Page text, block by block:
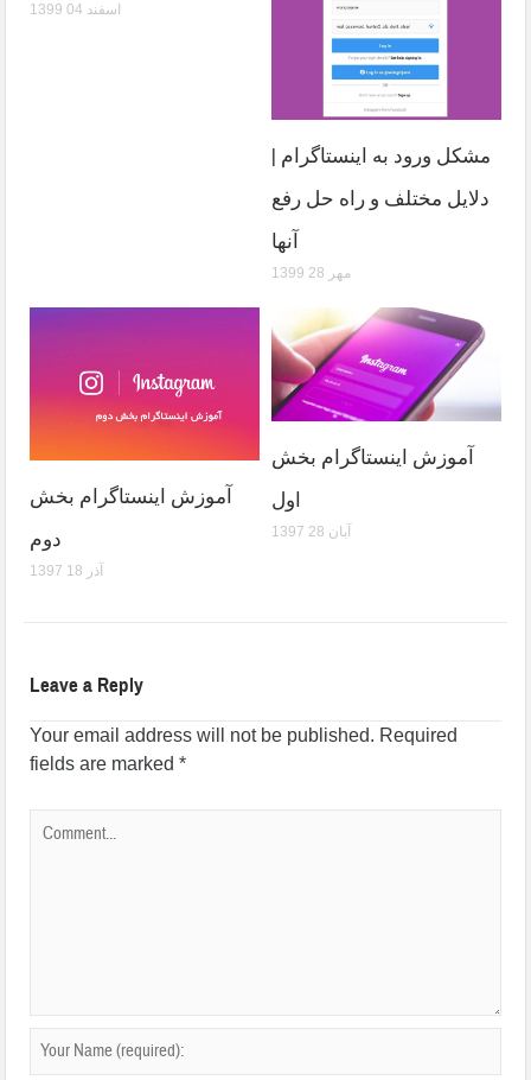
1399 اسفند 04
مشکل ورود به اینستاگرام |
دلایل مختلف و راه حل رفع
آنها
1399 مهر 28
آموزش اینستاگرام بخش
دوم
1397 آذر 18
آموزش اینستاگرام بخش
اول
1397 آبان 28
Leave a Reply
Your email address will not be published. Required
fields are marked*